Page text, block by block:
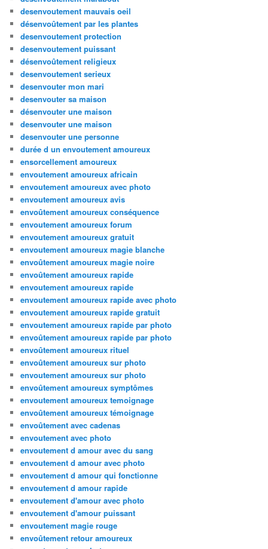
desenvoutement mauvais oeil
désenvoûtement par les plantes
desenvoutement protection
desenvoutement puissant
désenvoûtement religieux
desenvoutement serieux
desenvouter mon mari
desenvouter sa maison
désenvouter une maison
desenvouter une maison
desenvouter une personne
durée d un envoutement amoureux
ensorcellement amoureux
envoutement amoureux africain
envoutement amoureux avec photo
envoutement amoureux avis
envoûtement amoureux conséquence
envoutement amoureux forum
envoutement amoureux gratuit
envoutement amoureux magie blanche
envoûtement amoureux magie noire
envoûtement amoureux rapide
envoutement amoureux rapide
envoutement amoureux rapide avec photo
envoutement amoureux rapide gratuit
envoutement amoureux rapide par photo
envoûtement amoureux rapide par photo
envoûtement amoureux rituel
envoûtement amoureux sur photo
envoutement amoureux sur photo
envoûtement amoureux symptômes
envoutement amoureux temoignage
envoûtement amoureux témoignage
envoûtement avec cadenas
envoutement avec photo
envoutement d amour avec du sang
envoutement d amour avec photo
envoutement d amour qui fonctionne
envoutement d amour rapide
envoutement d'amour avec photo
envoutement d'amour puissant
envoutement magie rouge
envoûtement retour amoureux